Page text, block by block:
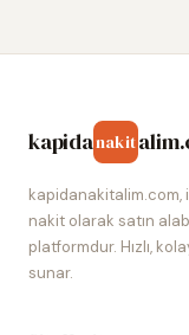
kapidanakit
kapidanakitalim.com,
nakit olarak satın
platformdur. Hızlı,
sunar.